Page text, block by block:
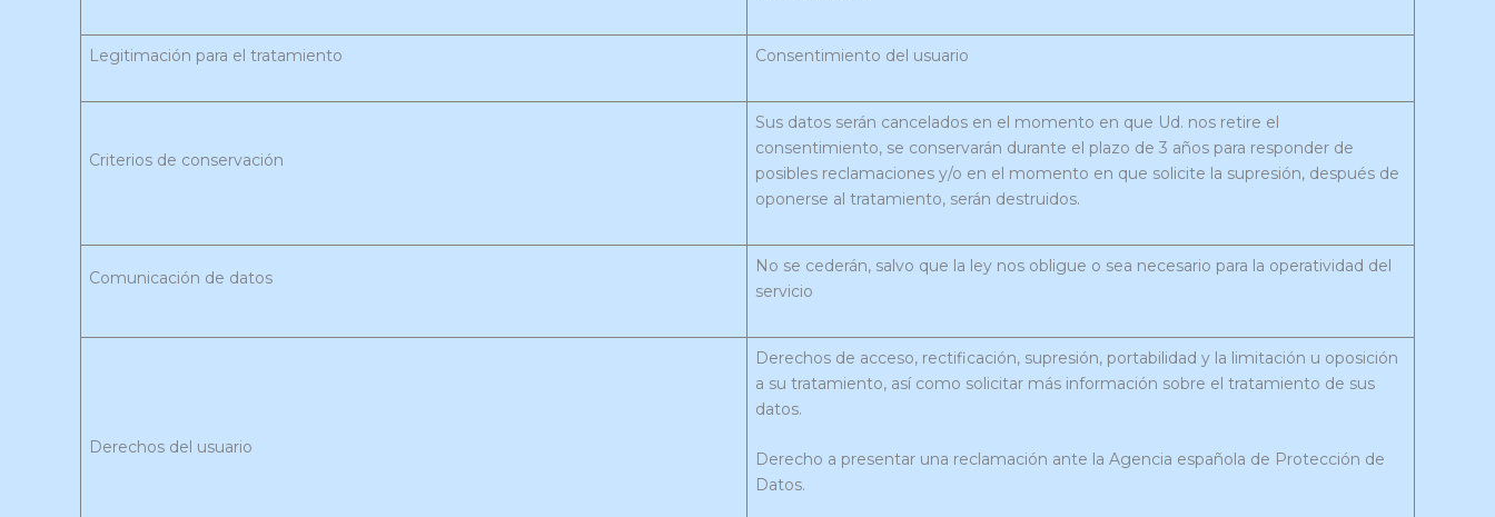
Legitimación para el tratamiento Consentimiento del usuario
Criterios de conservación
Sus datos serán cancelados en el momento en que Ud. nos retire el
consentimiento, se conservarán durante el plazo de 3 años para responder de
posibles reclamaciones y/o en el momento en que solicite la supresión, después de
oponerse al tratamiento, serán destruidos.
Comunicación de datos
No se cederán, salvo que la ley nos obligue o sea necesario para la operatividad del
servicio
Derechos del usuario
Derechos de acceso, rectificación, supresión, portabilidad y la limitación u oposición
a su tratamiento, así como solicitar más información sobre el tratamiento de sus
datos.
Derecho a presentar una reclamación ante la Agencia española de Protección de
Datos.